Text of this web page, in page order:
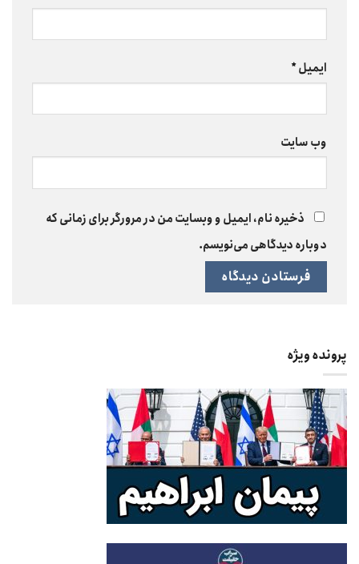
ایمیل*
وب‌ سایت
ذخیره نام، ایمیل و وبسایت من در مرورگر برای زمانی که
دوباره دیدگاهی می‌نویسم.
پرونده ویژه